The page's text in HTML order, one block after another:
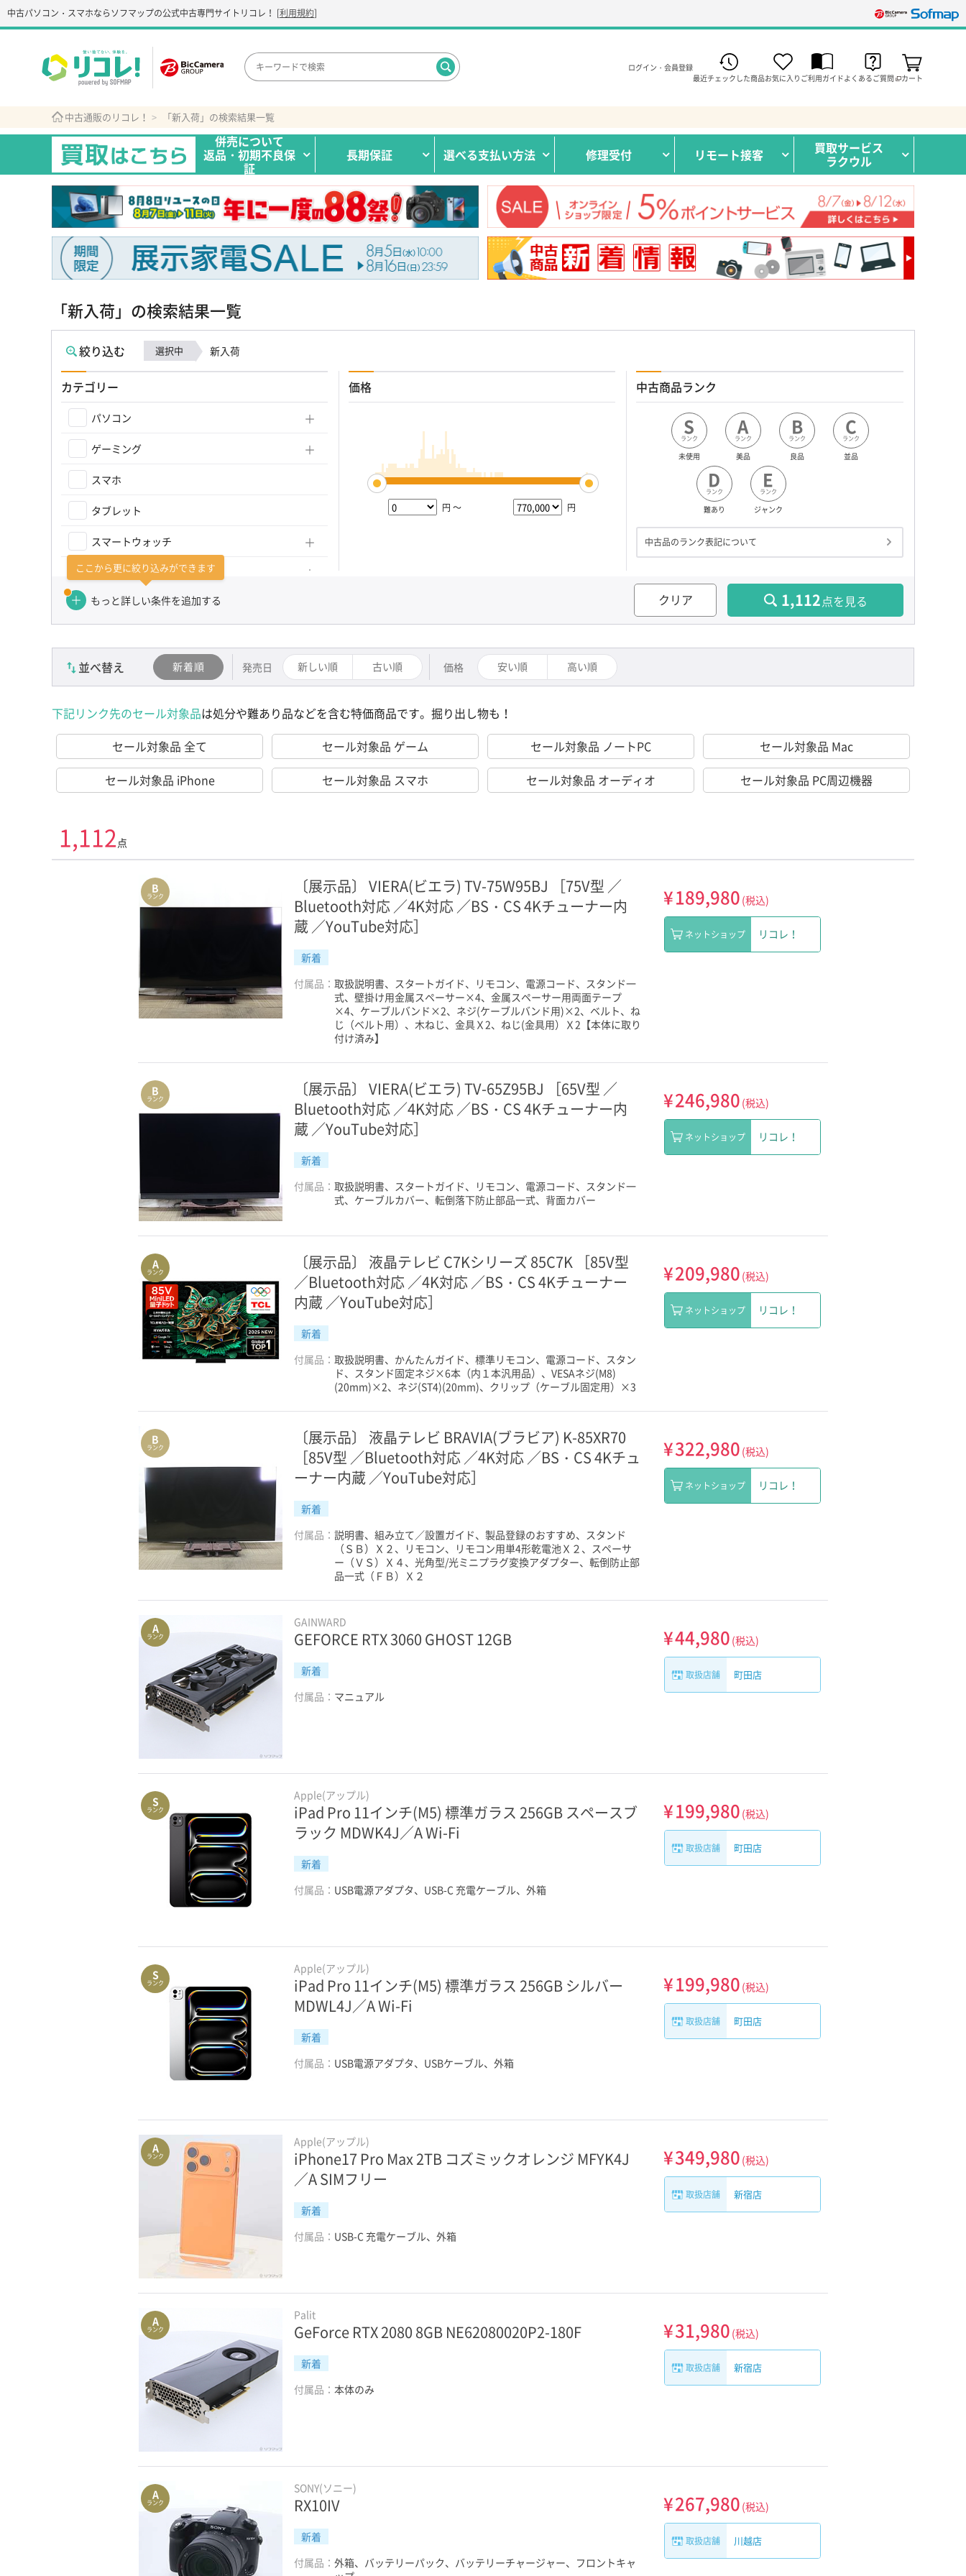
中古パソコン・スマホならソフマップの公式中古専門サイト リコレ！ [利用規約]
ログイン・会員登録
最近チェックした商品お気に入り ご利用ガイドよくあるご質問 カート
中古通販のリコレ！ 「新入荷」の検索結果一覧
併売について
返品・初期不良保
証
長期保証 選べる支払い方法 修理受付 リモート接客 買取サービス
ラクウル
「新入荷」の検索結果一覧
絞り込む 選択中 新入荷
カテゴリー
パソコン
ゲーミング
スマホ
タブレット
スマートウォッチ
Mac
iPhone
Surface
デジタル一眼カメラ
カメラレンズ・アクセサリ
オーディオ
レコーダー・プロジェクター
ゲーム・映像ソフト
炊飯器・電子レンジ・オーブン
キッチン家電
中古健康・美容家電
価格
円 ～ 円
中古商品ランク
S
ランク
未使用
A
ランク
美品
B
ランク
良品
C
ランク
並品
D
ランク
難あり
E
ランク
ジャンク
中古品のランク表記について
ここから更に絞り込みができます
もっと詳しい条件を追加する クリア 1,112点を見る
並べ替え 新着順 発売日 新しい順 古い順 価格 安い順 高い順
下記リンク先のセール対象品は処分や難あり品などを含む特価商品です。掘り出し物も！
セール対象品 全て
セール対象品 ゲーム セール対象品 ノートPC
セール対象品 Mac
セール対象品 iPhone
セール対象品 スマホ セール対象品 オーディオ セール対象品 PC周辺機器
1,112点
B
ランク
〔展示品〕 VIERA(ビエラ) TV-75W95BJ ［75V型 ／
Bluetooth対応 ／4K対応 ／BS・CS 4Kチューナー内
蔵 ／YouTube対応］
新着
付属品：取扱説明書、スタートガイド、リモコン、電源コード、スタンド一
式、壁掛け用金属スペーサー×4、金属スペーサー用両面テープ
×4、ケーブルバンド×2、ネジ(ケーブルバンド用)×2、ベルト、ね
じ（ベルト用）、木ねじ、金具Ｘ2、ねじ(金具用）Ｘ2【本体に取り
付け済み】
¥189,980 (税込)
ネットショップ リコレ！
B
ランク
〔展示品〕 VIERA(ビエラ) TV-65Z95BJ ［65V型 ／
Bluetooth対応 ／4K対応 ／BS・CS 4Kチューナー内
蔵 ／YouTube対応］
新着
付属品：取扱説明書、スタートガイド、リモコン、電源コード、スタンド一
式、ケーブルカバー、転倒落下防止部品一式、背面カバー
¥246,980 (税込)
ネットショップ リコレ！
A
ランク
〔展示品〕 液晶テレビ C7Kシリーズ 85C7K ［85V型
／Bluetooth対応 ／4K対応 ／BS・CS 4Kチューナー
内蔵 ／YouTube対応］
新着
付属品：取扱説明書、かんたんガイド、標準リモコン、電源コード、スタン
ド、スタンド固定ネジ×6本（内１本汎用品）、VESAネジ(M8)
(20mm)×2、ネジ(ST4)(20mm)、クリップ（ケーブル固定用）×3
¥209,980 (税込)
ネットショップ リコレ！
B
ランク
〔展示品〕 液晶テレビ BRAVIA(ブラビア) K-85XR70
［85V型 ／Bluetooth対応 ／4K対応 ／BS・CS 4Kチュ
ーナー内蔵 ／YouTube対応］
新着
付属品：説明書、組み立て／設置ガイド、製品登録のおすすめ、スタンド
（ＳＢ）Ｘ２、リモコン、リモコン用単4形乾電池Ｘ２、スペーサ
ー（ＶＳ）Ｘ４、光角型/光ミニプラグ変換アダプター、転倒防止部
品一式（ＦＢ）Ｘ２
¥322,980 (税込)
ネットショップ リコレ！
A
ランク
GAINWARD
GEFORCE RTX 3060 GHOST 12GB
新着
付属品： マニュアル
¥44,980 (税込)
取扱店舗 町田店
S
ランク
Apple(アップル)
iPad Pro 11インチ(M5) 標準ガラス 256GB スペースブ
ラック MDWK4J／A Wi-Fi
新着
付属品： USB電源アダプタ、USB-C 充電ケーブル、外箱
¥199,980 (税込)
取扱店舗 町田店
S
ランク
Apple(アップル)
iPad Pro 11インチ(M5) 標準ガラス 256GB シルバー
MDWL4J／A Wi-Fi
新着
付属品： USB電源アダプタ、USBケーブル、外箱
¥199,980 (税込)
取扱店舗 町田店
A
ランク
Apple(アップル)
iPhone17 Pro Max 2TB コズミックオレンジ MFYK4J
／A SIMフリー
新着
付属品： USB-C 充電ケーブル、外箱
¥349,980 (税込)
取扱店舗 新宿店
A
ランク
Palit
GeForce RTX 2080 8GB NE62080020P2-180F
新着
付属品：本体のみ
¥31,980 (税込)
取扱店舗 新宿店
A
ランク
SONY(ソニー)
RX10IV
新着
付属品：外箱、バッテリーパック、バッテリーチャージャー、フロントキャ
¥267,980 (税込)
取扱店舗 川越店